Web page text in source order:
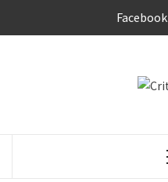
Facebook